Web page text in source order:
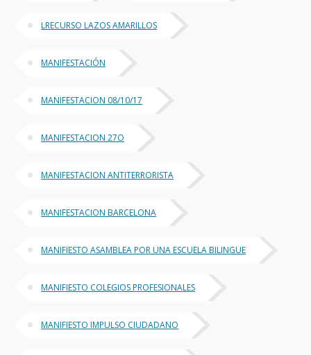
LRECURSO LAZOS AMARILLOS
MANIFESTACIÓN
MANIFESTACION 08/10/17
MANIFESTACION 27O
MANIFESTACION ANTITERRORISTA
MANIFESTACION BARCELONA
MANIFIESTO ASAMBLEA POR UNA ESCUELA BILINGUE
MANIFIESTO COLEGIOS PROFESIONALES
MANIFIESTO IMPULSO CIUDADANO